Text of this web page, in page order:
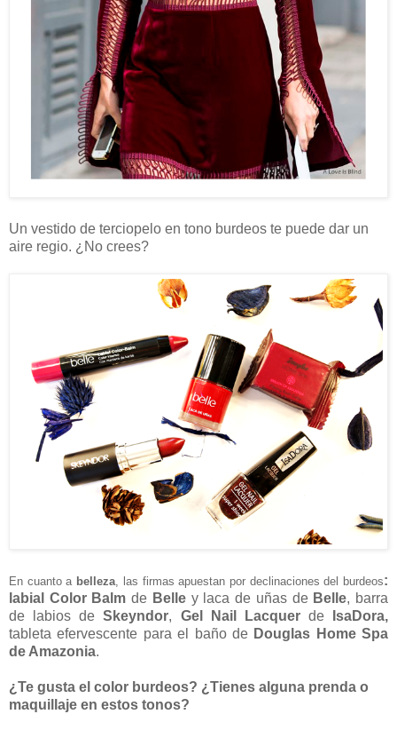
Un vestido de terciopelo en tono burdeos te puede dar un
aire regio. ¿No crees?
En cuanto a belleza , las firmas apuestan por declinaciones del burdeos:
labial Color Balm de Belley laca de uñas de Belle, barra
de labios de Skeyndor, Gel Nail Lacquerde
IsaDora,
tableta efervescente para el baño de Douglas Home Spa
de Amazonia.
¿Te gusta el color burdeos? ¿Tienes alguna prenda o
maquillaje en estos tonos?